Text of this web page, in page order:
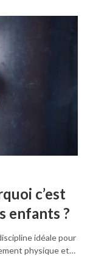
c’est
enfants ?
idéale pour
physique et…